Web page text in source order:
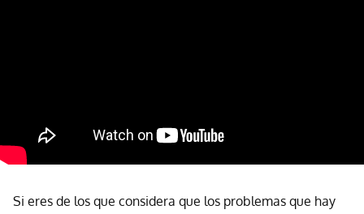
Si eres de los que considera que los problemas que hay